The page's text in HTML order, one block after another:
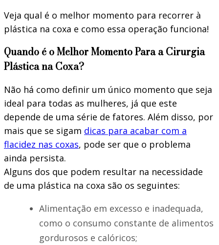
Veja qual é o melhor momento para recorrer à
plástica na coxa e como essa operação funciona!
Quando é o Melhor Momento Para a Cirurgia
Plástica na Coxa?
Não há como definir um único momento que seja
ideal para todas as mulheres, já que este
depende de uma série de fatores. Além disso, por
mais que se sigam dicas para acabar com a
flacidez nas coxas, pode ser que o problema
ainda persista.
Alguns dos que podem resultar na necessidade
de uma plástica na coxa são os seguintes:
Alimentação em excesso e inadequada,
como o consumo constante de alimentos
gordurosos e calóricos;